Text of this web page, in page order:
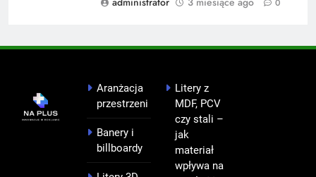
0
Aranżacja
przestrzeni
Banery i
billboardy
Litery z
MDF, PCV
czy stali –
jak
materiał
wpływa na